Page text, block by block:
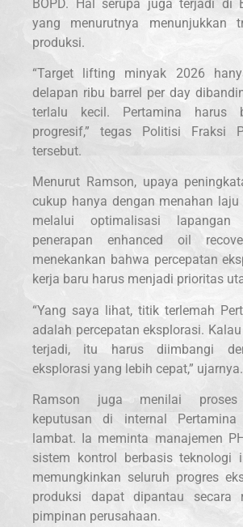
BOPD. Hal serupa juga terjadi di
yang menurutnya menunjukkan
produksi.
“Target lifting minyak 2026
delapan ribu barrel per day
terlalu kecil. Pertamina harus
progresif,” tegas Politisi Fraksi
tersebut.
Menurut Ramson, upaya
cukup hanya dengan menahan
melalui optimalisasi
penerapan enhanced oil
menekankan bahwa percepatan
kerja baru harus menjadi prioritas
“Yang saya lihat, titik terlemah
adalah percepatan eksplorasi.
terjadi, itu harus diimbangi
eksplorasi yang lebih cepat,” ujarnya.
Ramson juga menilai proses
keputusan di internal
lambat. Ia meminta manajemen
sistem kontrol berbasis teknologi
memungkinkan seluruh progres
produksi dapat dipantau secara
pimpinan perusahaan.